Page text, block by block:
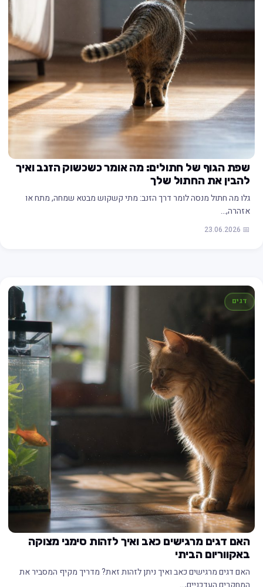
שפת הגוף של חתולים: מה אומר כשכשוק הזנב ואיך
להבין את החתול שלך
גלו מה חתול מנסה לומר דרך הזנב: מתי קשקוש מבטא שמחה, מתח או
אזהרה,…
📅 23.06.2026
דגים
האם דגים מרגישים כאב ואיך לזהות סימני מצוקה
באקווריום הביתי
האם דגים מרגישים כאב ואיך ניתן לזהות זאת? מדריך מקיף המסביר את